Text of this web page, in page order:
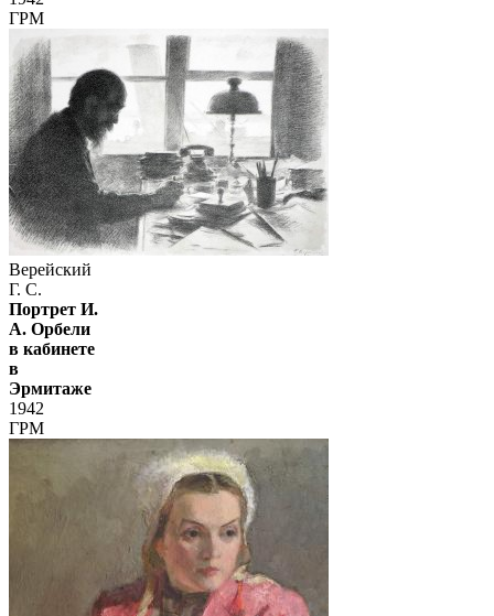
ГРМ
Верейский
Г. С.
Портрет И.
А. Орбели
в кабинете
в
Эрмитаже
1942
ГРМ